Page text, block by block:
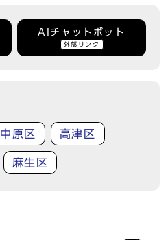
AIチャットボット
外部リンク
中原区 高津区
麻生区